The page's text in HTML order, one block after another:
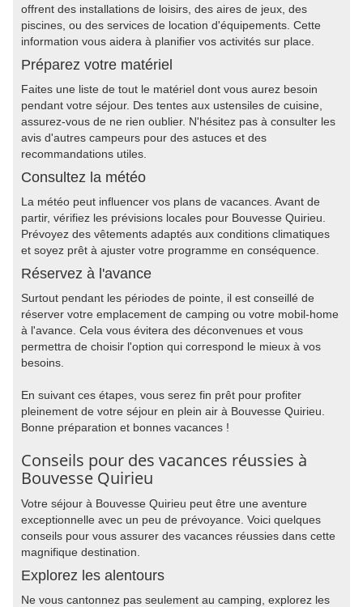
offrent des installations de loisirs, des aires de jeux, des
piscines, ou des services de location d'équipements. Cette
information vous aidera à planifier vos activités sur place.
Préparez votre matériel
Faites une liste de tout le matériel dont vous aurez besoin
pendant votre séjour. Des tentes aux ustensiles de cuisine,
assurez-vous de ne rien oublier. N'hésitez pas à consulter les
avis d'autres campeurs pour des astuces et des
recommandations utiles.
Consultez la météo
La météo peut influencer vos plans de vacances. Avant de
partir, vérifiez les prévisions locales pour Bouvesse Quirieu.
Prévoyez des vêtements adaptés aux conditions climatiques
et soyez prêt à ajuster votre programme en conséquence.
Réservez à l'avance
Surtout pendant les périodes de pointe, il est conseillé de
réserver votre emplacement de camping ou votre mobil-home
à l'avance. Cela vous évitera des déconvenues et vous
permettra de choisir l'option qui correspond le mieux à vos
besoins.
En suivant ces étapes, vous serez fin prêt pour profiter
pleinement de votre séjour en plein air à Bouvesse Quirieu.
Bonne préparation et bonnes vacances !
Conseils pour des vacances réussies à
Bouvesse Quirieu
Votre séjour à Bouvesse Quirieu peut être une aventure
exceptionnelle avec un peu de prévoyance. Voici quelques
conseils pour vous assurer des vacances réussies dans cette
magnifique destination.
Explorez les alentours
Ne vous cantonnez pas seulement au camping, explorez les